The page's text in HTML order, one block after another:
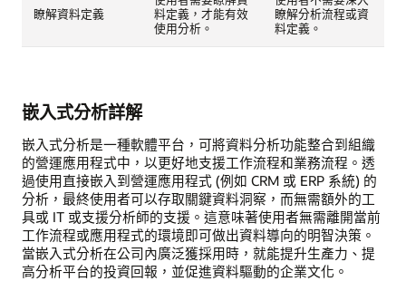
瞭解資料定義
料定義，才能有效
使用分析。
瞭解分析流程或資
料定義。
嵌入式分析詳解
嵌入式分析是一種軟體平台，可將資料分析功能整合到組織
的營運應用程式中，以更好地支援工作流程和業務流程。透
過使用直接嵌入到營運應用程式 (例如 CRM 或 ERP 系統) 的
分析，最終使用者可以存取關鍵資料洞察，而無需額外的工
具或 IT 或支援分析師的支援。這意味著使用者無需離開當前
工作流程或應用程式的環境即可做出資料導向的明智決策。
當嵌入式分析在公司內廣泛獲採用時，就能提升生產力、提
高分析平台的投資回報，並促進資料驅動的企業文化。